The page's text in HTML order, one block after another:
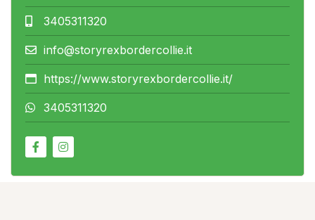
3405311320
info@storyrexbordercollie.it
https://www.storyrexbordercollie.it/
3405311320